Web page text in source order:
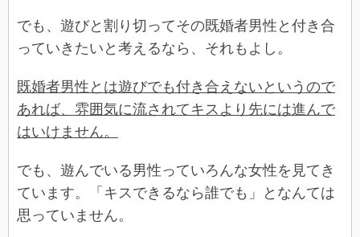
でも、遊びと割り切ってその既婚者男性と付き合
っていきたいと考えるなら、それもよし。
既婚者男性とは遊びでも付き合えないというので
あれば、雰囲気に流されてキスより先には進んで
はいけません。
でも、遊んでいる男性っていろんな女性を見てき
ています。「キスできるなら誰でも」となんては
思っていません。